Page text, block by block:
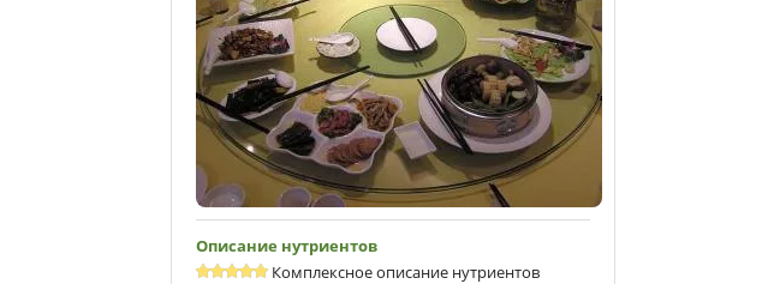
Описание нутриентов
Комплексное описание нутриентов